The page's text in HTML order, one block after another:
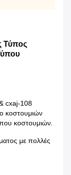
Τύπος
cxaj-108
κοστουμιών
κοστουμιών.
με πολλές